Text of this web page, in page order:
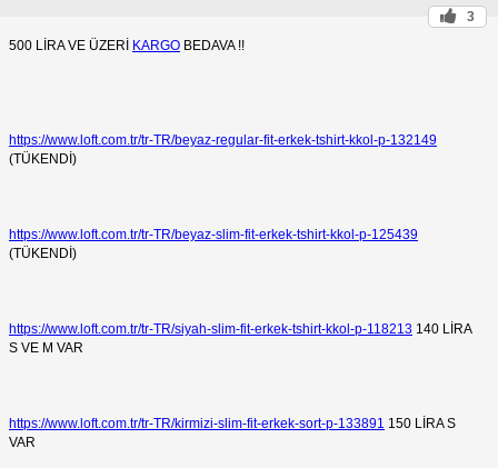
3
500 LİRA VE ÜZERİ KARGO BEDAVA !!
https://www.loft.com.tr/tr-TR/beyaz-regular-fit-erkek-tshirt-kkol-p-132149
(TÜKENDİ)
https://www.loft.com.tr/tr-TR/beyaz-slim-fit-erkek-tshirt-kkol-p-125439
(TÜKENDİ)
https://www.loft.com.tr/tr-TR/siyah-slim-fit-erkek-tshirt-kkol-p-118213 140 LİRA
S VE M VAR
https://www.loft.com.tr/tr-TR/kirmizi-slim-fit-erkek-sort-p-133891 150 LİRA S
VAR